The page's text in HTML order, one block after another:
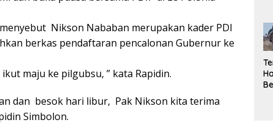
Nikson Nababan merupakan kader PDI
berkas pendaftaran pencalonan Gubernur ke
maju ke pilgubsu, ” kata Rapidin.
dan besok hari libur, Pak Nikson kita terima
Simbolon.